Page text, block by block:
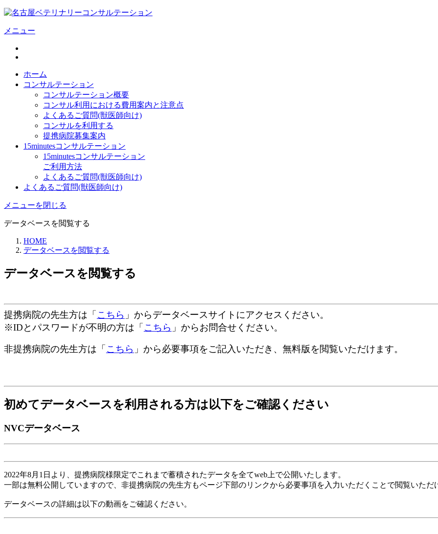
メニュー
ホーム
コンサルテーション
コンサルテーション概要
コンサル利用における費用案内と注意点
よくあるご質問(獣医師向け)
コンサルを利用する
提携病院募集案内
15minutesコンサルテーション
15minutesコンサルテーション
ご利用方法
よくあるご質問(獣医師向け)
よくあるご質問(獣医師向け)
メニューを閉じる
データベースを閲覧する
HOME
データベースを閲覧する
データベースを閲覧する
提携病院の先生方は「こちら 」からデータベースサイトにアクセスください。
※IDとパスワードが不明の方は「こちら 」からお問合せください。
非提携病院の先生方は「こちら 」から必要事項をご記入いただき、無料版を閲覧いただけます。
初めてデータベースを利用される方は以下をご確認ください
NVCデータベース
2022年8月1日より、提携病院様限定でこれまで蓄積されたデータを全てweb上で公開いたします。
一部は無料公開していますので、非提携病院の先生方もページ下部のリンクから必要事項を入力いただくことで閲覧いただ
データベースの詳細は以下の動画をご確認ください。